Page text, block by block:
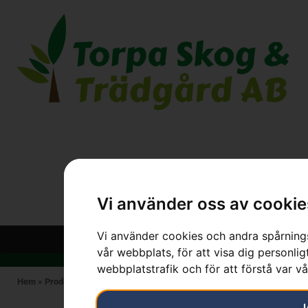
Vi använder oss av
Vi använder cookies och andra
vår webbplats, för att visa dig
webbplatstrafik och för att förstå var
Hem » Produkter